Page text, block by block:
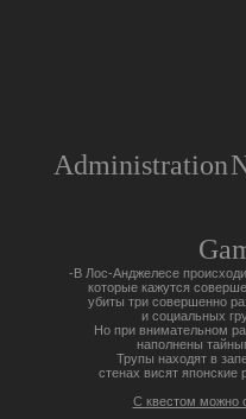
Administration
-В Лос-Анджелесе
которые кажутся
убиты три совершенно
и социальных
Но при внимательном
наполнены
Трупы находят в
стенах висят японские
С квестом можно